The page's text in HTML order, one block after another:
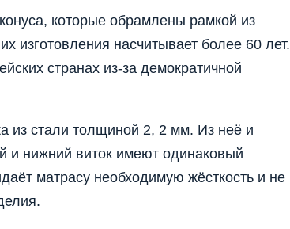
которые обрамлены рамкой из
изготовления насчитывает более 60 лет.
странах из-за демократичной
из стали толщиной 2, 2 мм. Из неё и
и нижний виток имеют одинаковый
матрасу необходимую жёсткость и не